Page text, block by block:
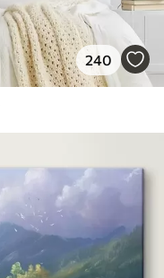
240